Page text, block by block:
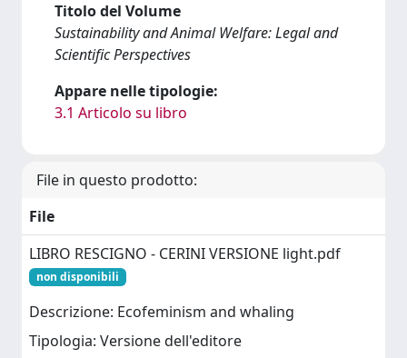
Titolo del Volume
Sustainability and Animal Welfare: Legal and
Scientific Perspectives
Appare nelle tipologie:
3.1 Articolo su libro
File in questo prodotto:
File
LIBRO RESCIGNO - CERINI VERSIONE light.pdf
non disponibili
Descrizione: Ecofeminism and whaling
Tipologia: Versione dell'editore